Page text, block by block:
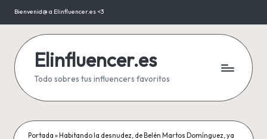
Saltar
contenido
Bienvenid@ a Elinfluencer.es <3
Elinfluencer.es
Todo sobres tus influencers favoritos
Portada » Habitando la desnudez, de Belén Martos Domínguez, ya